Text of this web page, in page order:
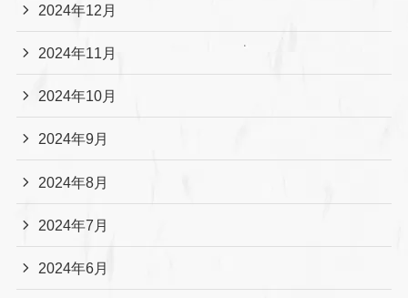
2024年12月
2024年11月
2024年10月
2024年9月
2024年8月
2024年7月
2024年6月